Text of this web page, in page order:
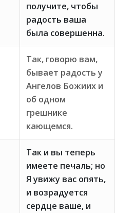
получите, чтобы
радость ваша
была совершенна.
Так, говорю вам,
бывает радость у
Ангелов Божиих и
об одном
грешнике
кающемся.
Так и вы теперь
имеете печаль; но
Я увижу вас опять,
и возрадуется
сердце ваше, и